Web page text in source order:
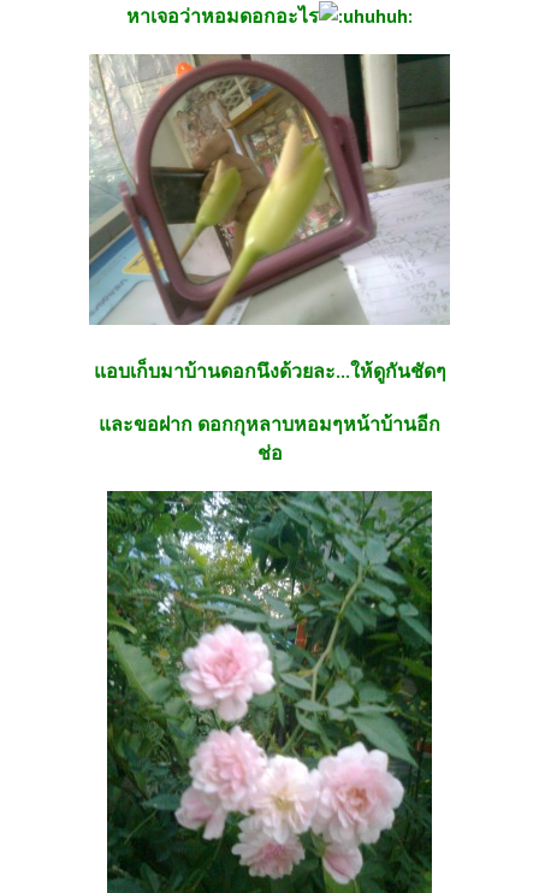
หาเจอว่าหอมดอกอะไร
แอบเก็บมาบ้านดอกนึงด้วยละ...ให้ดูกันชัดๆ
และขอฝาก ดอกกุหลาบหอมๆหน้าบ้านอีก
ช่อ